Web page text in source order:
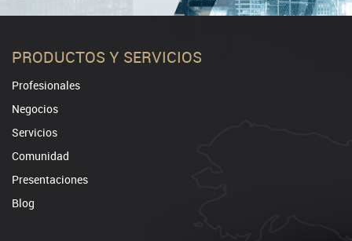
PRODUCTOS Y SERVICIOS
Profesionales
Negocios
Servicios
Comunidad
Presentaciones
Blog